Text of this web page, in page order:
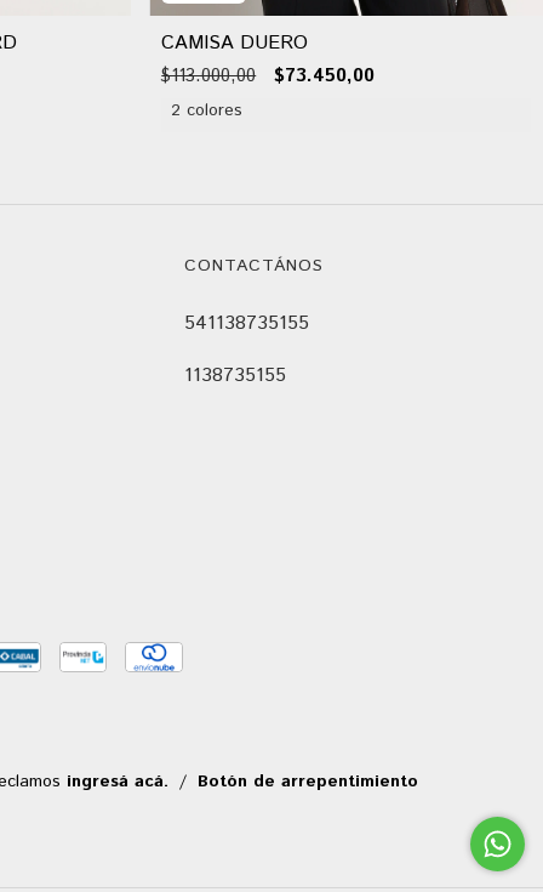
CAMISA DUERO
$113.000,00 $73.450,00
2 colores
CONTACTÁNOS
541138735155
1138735155
ingresá acá. / Botón de arrepentimiento